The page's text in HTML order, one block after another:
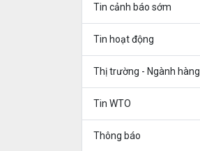
Tin cảnh báo sớm
Tin hoạt động
Thị trường - Ngành hàng
Tin WTO
Thông báo